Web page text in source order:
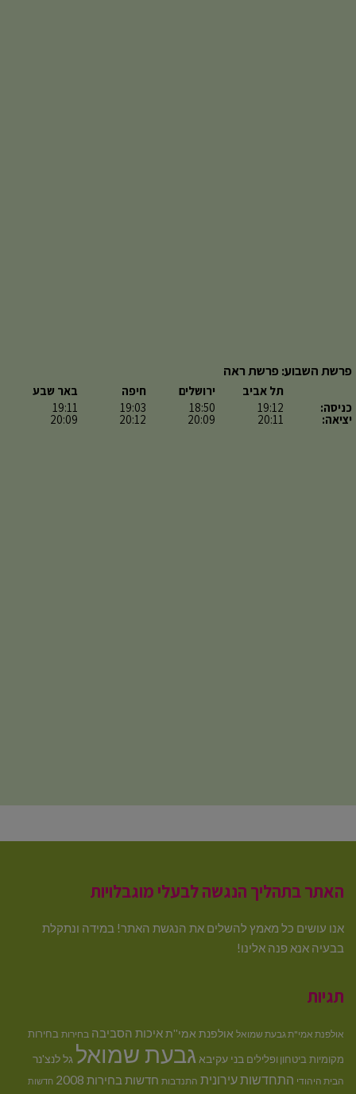
פרשת השבוע: פרשת ראה
כניסה:
יציאה:
תל אביב
19:12
20:11
ירושלים
18:50
20:09
חיפה
19:03
20:12
באר שבע
19:11
20:09
האתר בתהליך הנגשה לבעלי מוגבלויות
אנו עושים כל מאמץ להשלים את הנגשת האתר! במידה ונתקלת
בבעיה אנא פנה אלינו!
תגיות
אולפנת אמי"ת גבעת שמואל אולפנת אמי''תאיכות הסביבה בחירות בחירות
מקומיות ביטחון ופלילים בני עקיבא גבעת שמואל גל לנצ'נר
הבית היהודי התחדשות עירונית התנדבות חדשות בחירות 2008 חדשות